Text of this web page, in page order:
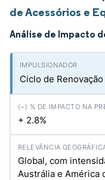
de Acessórios e
Análise de Impacto
Ciclo de
+ 2.8%
Global, com
Austrália e América